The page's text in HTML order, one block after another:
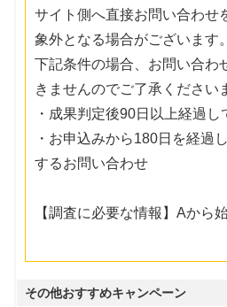
サイト側へ直接お問い合わせ
象外となる場合がございます。
下記条件の場合、お問い合わ
きませんのでご了承ください
・成果判定後90日以上経過
・お申込みから180日を経過
するお問い合わせ
【調査に必要な情報】Aから
その他おすすめキャンペーン